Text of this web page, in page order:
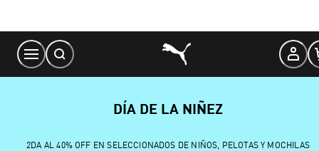
Content
DÍA DE LA NIÑEZ
2DA AL 40% OFF EN SELECCIONADOS DE NIÑOS, PELOTAS Y MOCHILAS